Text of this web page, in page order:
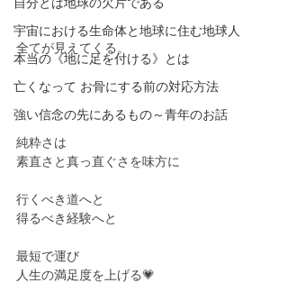
宇宙における生命体と地球に住む地球人
本当の《地に足を付ける》とは
亡くなって お骨にする前の対応方法
強い信念の先にあるもの～青年のお話
全てが見えてくる。
純粋さは
素直さと真っ直ぐさを味方に
行くべき道へと
得るべき経験へと
最短で運び
人生の満足度を上げる💗